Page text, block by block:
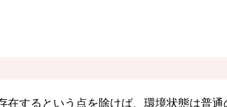
するという点を除けば、環境状態は普通